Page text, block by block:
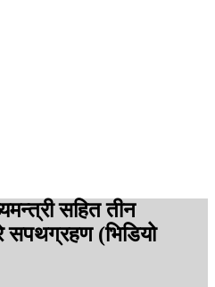
सहित तीन
सपथग्रहण (भिडियो